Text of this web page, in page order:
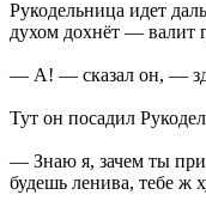
Рукодельница идет
духом дохнёт — валит
— А! — сказал он, —
Тут он посадил
— Знаю я, зачем ты
будешь ленива, тебе ж